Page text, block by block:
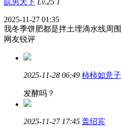
2025-11-27 01:35
我冬季饼肥都是拌土埋滴水线周围
网友锐评
2025-11-28 06:49 柿柿如意子
发酵吗？
2025-11-27 17:45 盖绍宾